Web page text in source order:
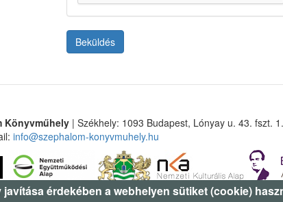
Beküldés
Könyvműhely | Székhely: 1093 Budapest, Lónyay u. 43. fszt. 1.
info@szephalom-konyvmuhely.hu
érdekében a webhelyen sütiket (cookie)